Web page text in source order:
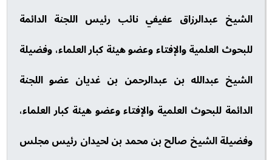
الشيخ عبدالرزاق عفيفي نائب رئيس اللجنة الدائمة
للبحوث العلمية والإفتاء وعضو هيئة كبار العلماء، وفضيلة
الشيخ عبدالله بن عبدالرحمن بن غديان عضو اللجنة
الدائمة للبحوث العلمية والإفتاء وعضو هيئة كبار العلماء،
وفضيلة الشيخ صالح بن محمد بن لحيدان رئيس مجلس